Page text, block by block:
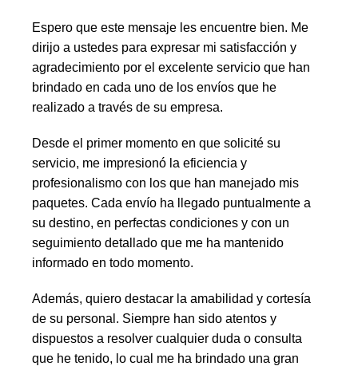
Espero que este mensaje les encuentre bien. Me
dirijo a ustedes para expresar mi satisfacción y
agradecimiento por el excelente servicio que han
brindado en cada uno de los envíos que he
realizado a través de su empresa.
Desde el primer momento en que solicité su
servicio, me impresionó la eficiencia y
profesionalismo con los que han manejado mis
paquetes. Cada envío ha llegado puntualmente a
su destino, en perfectas condiciones y con un
seguimiento detallado que me ha mantenido
informado en todo momento.
Además, quiero destacar la amabilidad y cortesía
de su personal. Siempre han sido atentos y
dispuestos a resolver cualquier duda o consulta
que he tenido, lo cual me ha brindado una gran